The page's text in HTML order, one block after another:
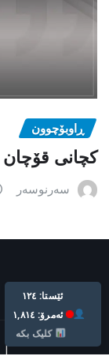
ڕاوبۆچوون
کچانی قۆچان
سەرنوسەر
|
Live: 124
Today: 1,814
Click Here